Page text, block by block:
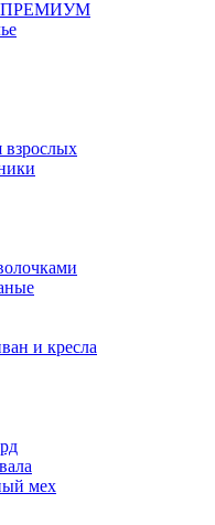
ПРЕМИУМ
взрослых
и кресла
мех